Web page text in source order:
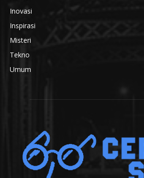
Inovasi
Inspirasi
Misteri
Tekno
Umum